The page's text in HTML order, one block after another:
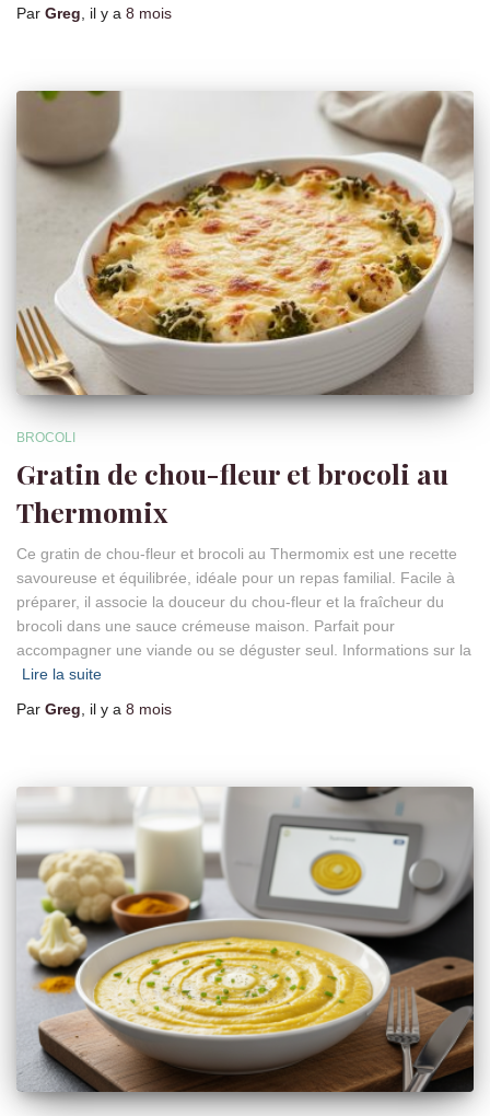
Par Greg , il y a 8 mois
BROCOLI
Gratin de chou-fleur et brocoli au
Thermomix
Ce gratin de chou-fleur et brocoli au Thermomix est une recette
savoureuse et équilibrée, idéale pour un repas familial. Facile à
préparer, il associe la douceur du chou-fleur et la fraîcheur du
brocoli dans une sauce crémeuse maison. Parfait pour
accompagner une viande ou se déguster seul. Informations sur la
Lire la suite
Par Greg, il y a 8 mois